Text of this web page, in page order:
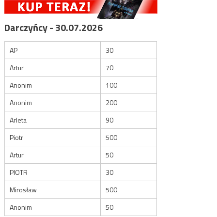
Darczyńcy - 30.07.2026
AP
30
Artur
70
Anonim
100
Anonim
200
Arleta
90
Piotr
500
Artur
50
PIOTR
30
Mirosław
500
Anonim
50